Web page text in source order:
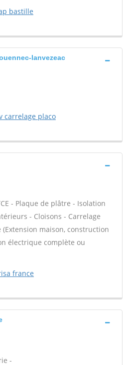
bastille
lanvezeac
carrelage placo
- Plaque de plâtre - Isolation
- Cloisons - Carrelage
maison, construction
électrique complète ou
france
-